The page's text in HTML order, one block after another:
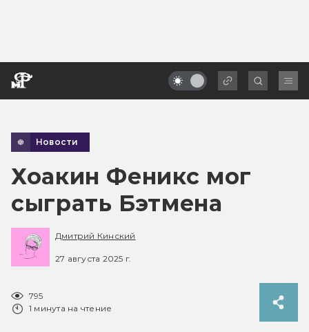
Новости
Хоакин Феникс мог
сыграть Бэтмена
Дмитрий Кинский
27 августа 2025 г.
795
1 минута на чтение